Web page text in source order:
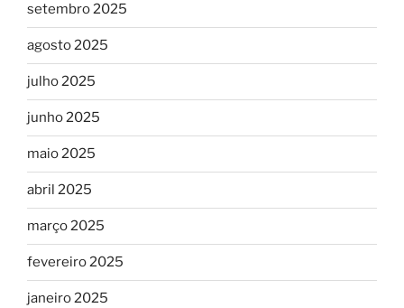
setembro 2025
agosto 2025
julho 2025
junho 2025
maio 2025
abril 2025
março 2025
fevereiro 2025
janeiro 2025